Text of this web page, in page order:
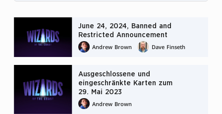
June 24, 2024, Banned and
Restricted Announcement
Andrew Brown
Dave Finseth
Ausgeschlossene und
eingeschränkte Karten zum
29. Mai 2023
Andrew Brown